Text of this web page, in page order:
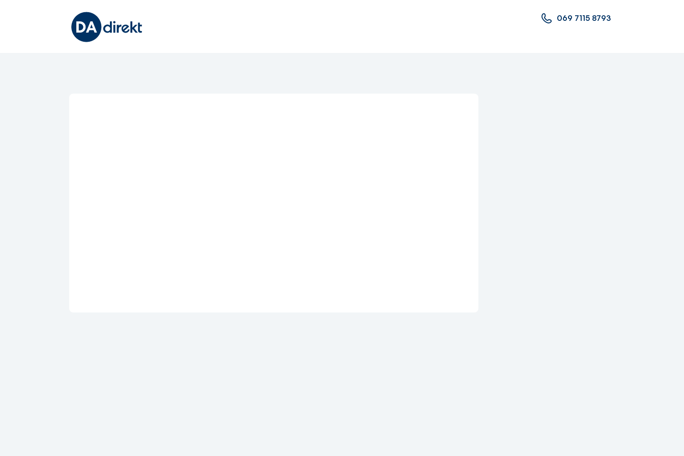
069 7115 8793